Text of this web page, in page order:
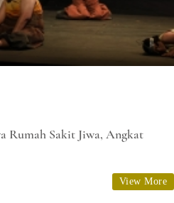
Rumah Sakit Jiwa, Angkat
View More